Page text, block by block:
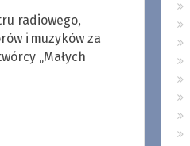
radiowego,
i muzyków za
„Małych